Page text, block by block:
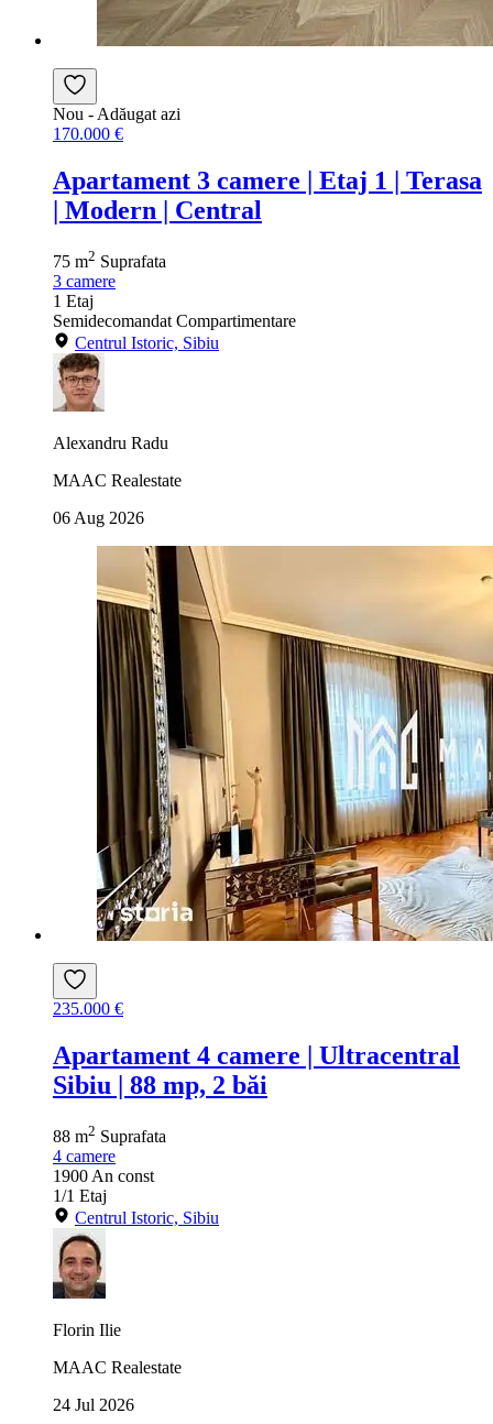
Nou - Adăugat azi
170.000 €
Apartament 3 camere | Etaj 1 | Terasa
| Modern | Central
75 m2 Suprafata
3 camere
1 Etaj
Semidecomandat Compartimentare
Centrul Istoric, Sibiu
Alexandru Radu
MAAC Realestate
06 Aug 2026
235.000 €
Apartament 4 camere | Ultracentral
Sibiu | 88 mp, 2 băi
88 m2 Suprafata
4 camere
1900 An const
1/1 Etaj
Centrul Istoric, Sibiu
Florin Ilie
MAAC Realestate
24 Jul 2026